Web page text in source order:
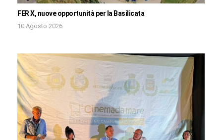
FER X, nuove opportunità per la Basilicata
10 Agosto 2026